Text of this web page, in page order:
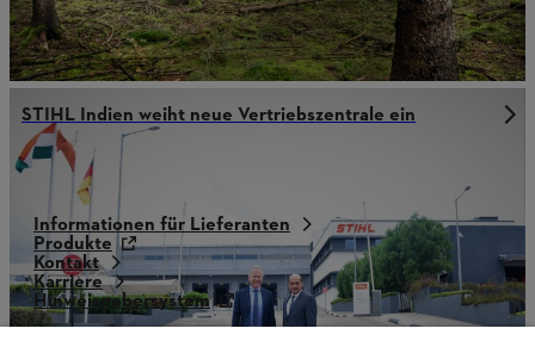
STIHL Indien weiht neue Vertriebszentrale ein
Informationen für Lieferanten
Produkte
Kontakt
Karriere
Hinweisgebersystem